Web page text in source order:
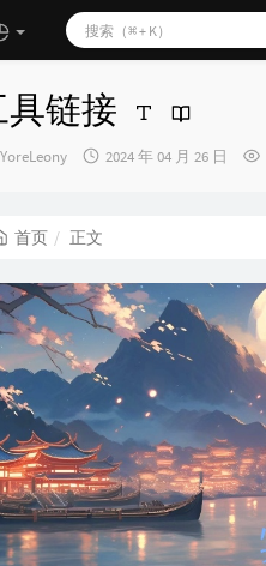
具链接
博
YoreLeony
发
2024 年 04 月 26 日
首页 正文